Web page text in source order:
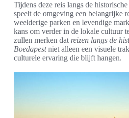
Tijdens deze reis langs de
speelt de omgeving een belangrijke
weelderige parken en levendige
kans om verder in de lokale cultuur
zullen merken dat reizen langs de
Boedapestniet alleen een visuele
culturele ervaring die blijft hangen.